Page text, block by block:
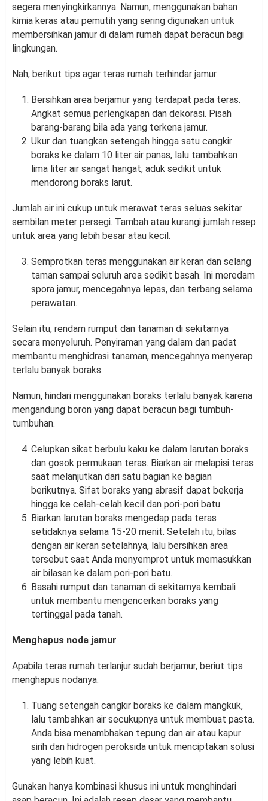
segera menyingkirkannya. Namun, menggunakan bahan
kimia keras atau pemutih yang sering digunakan untuk
membersihkan jamur di dalam rumah dapat beracun bagi
lingkungan.
Nah, berikut tips agar teras rumah terhindar jamur.
Bersihkan area berjamur yang terdapat pada teras.
Angkat semua perlengkapan dan dekorasi. Pisah
barang-barang bila ada yang terkena jamur.
Ukur dan tuangkan setengah hingga satu cangkir
boraks ke dalam 10 liter air panas, lalu tambahkan
lima liter air sangat hangat, aduk sedikit untuk
mendorong boraks larut.
Jumlah air ini cukup untuk merawat teras seluas sekitar
sembilan meter persegi. Tambah atau kurangi jumlah resep
untuk area yang lebih besar atau kecil.
Semprotkan teras menggunakan air keran dan selang
taman sampai seluruh area sedikit basah. Ini meredam
spora jamur, mencegahnya lepas, dan terbang selama
perawatan.
Selain itu, rendam rumput dan tanaman di sekitarnya
secara menyeluruh. Penyiraman yang dalam dan padat
membantu menghidrasi tanaman, mencegahnya menyerap
terlalu banyak boraks.
Namun, hindari menggunakan boraks terlalu banyak karena
mengandung boron yang dapat beracun bagi tumbuh-
tumbuhan.
Celupkan sikat berbulu kaku ke dalam larutan boraks
dan gosok permukaan teras. Biarkan air melapisi teras
saat melanjutkan dari satu bagian ke bagian
berikutnya. Sifat boraks yang abrasif dapat bekerja
hingga ke celah-celah kecil dan pori-pori batu.
Biarkan larutan boraks mengedap pada teras
setidaknya selama 15-20 menit. Setelah itu, bilas
dengan air keran setelahnya, lalu bersihkan area
tersebut saat Anda menyemprot untuk memasukkan
air bilasan ke dalam pori-pori batu.
Basahi rumput dan tanaman di sekitarnya kembali
untuk membantu mengencerkan boraks yang
tertinggal pada tanah.
Menghapus noda jamur
Apabila teras rumah terlanjur sudah berjamur, beriut tips
menghapus nodanya:
Tuang setengah cangkir boraks ke dalam mangkuk,
lalu tambahkan air secukupnya untuk membuat pasta.
Anda bisa menambhakan tepung dan air atau kapur
sirih dan hidrogen peroksida untuk menciptakan solusi
yang lebih kuat.
Gunakan hanya kombinasi khusus ini untuk menghindari